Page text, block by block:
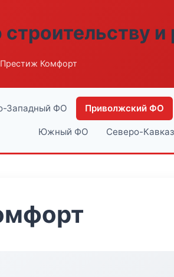
и
Комфорт
Западный ФО Приволжский ФО
Южный ФО Северо-